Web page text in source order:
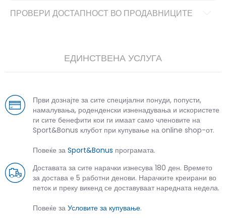
ПРОВЕРИ ДОСТАПНОСТ ВО ПРОДАВНИЦИТЕ
ЕДИНСТВЕНА УСЛУГА
Први дознајте за сите специјални понуди, попусти,
намалувања, роденденски изненадувања и искористете
ги сите бенефити кои ги имаат само членовите на
Sport&Bonus клубот при купување на online shop-от.
Повеќе за Sport&Bonus програмата.
Доставата за сите нарачки изнесува 180 ден. Времето
за достава е 5 работни денови. Нарачките креирани во
петок и преку викенд се доставуваат наредната недела.
Повеќе за Условите за купување.